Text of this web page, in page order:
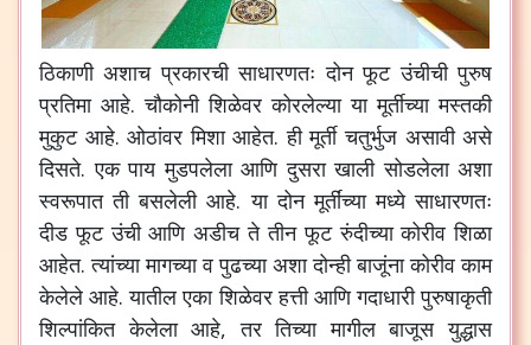
ठिकाणी अशाच प्रकारची साधारणतः दोन फूट उंचीची पुरुष
प्रतिमा आहे.चौकोनी शिळेवर कोरलेल्या या मूर्तीच्या मस्तकी
मुकुट आहे.ओठांवर मिशा आहेत.ही मूर्ती चतुर्भुज असावी असे
दिसते.एक पाय मुडपलेला आणि दुसरा खाली सोडलेला अशा
स्वरूपात ती बसलेली आहे.या दोन मूर्तींच्या मध्ये साधारणतः
दीड फूट उंची आणि अडीच ते तीन फूट रुंदीच्या कोरीव शिळा
आहेत.त्यांच्या मागच्या व पुढच्या अशा दोन्ही बाजूंना कोरीव काम
केलेले आहे.यातील एका शिळेवर हत्ती आणि गदाधारी पुरुषाकृती
शिल्पांकित केलेला आहे,तर तिच्या मागील बाजूस युद्धास